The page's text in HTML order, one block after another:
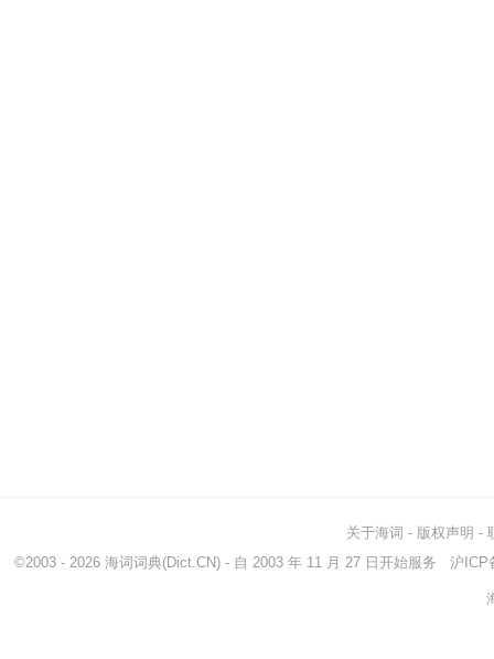
关于海词 - 版权声明 -
©2003 - 2026 海词词典(Dict.CN) - 自 2003 年 11 月 27 日开始服务 沪ICP